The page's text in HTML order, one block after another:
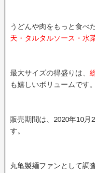
うどんや肉をもっと食べ
天・タルタルソース・水
最大サイズの得盛りは、
も嬉しいボリュームです。
販売期間は、2020年10月
す。
丸亀製麺ファンとして調